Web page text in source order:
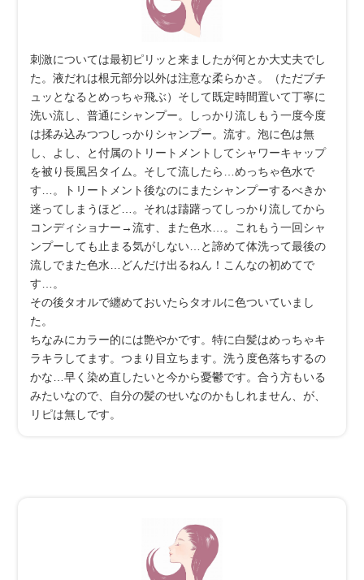
刺激については最初ピリッと来ましたが何とか大丈夫でし
た。液だれは根元部分以外は注意な柔らかさ。（ただブチ
ュッとなるとめっちゃ飛ぶ）そして既定時間置いて丁寧に
洗い流し、普通にシャンプー。しっかり流しもう一度今度
は揉み込みつつしっかりシャンプー。流す。泡に色は無
し、よし、と付属のトリートメントしてシャワーキャップ
を被り長風呂タイム。そして流したら…めっちゃ色水で
す…。トリートメント後なのにまたシャンプーするべきか
迷ってしまうほど…。それは躊躇ってしっかり流してから
コンディショナー→流す、また色水…。これもう一回シャ
ンプーしても止まる気がしない…と諦めて体洗って最後の
流しでまた色水…どんだけ出るねん！こんなの初めてで
す…。
その後タオルで纏めておいたらタオルに色ついていまし
た。
ちなみにカラー的には艶やかです。特に白髪はめっちゃキ
ラキラしてます。つまり目立ちます。洗う度色落ちするの
かな…早く染め直したいと今から憂鬱です。合う方もいる
みたいなので、自分の髪のせいなのかもしれません、が、
リピは無しです。